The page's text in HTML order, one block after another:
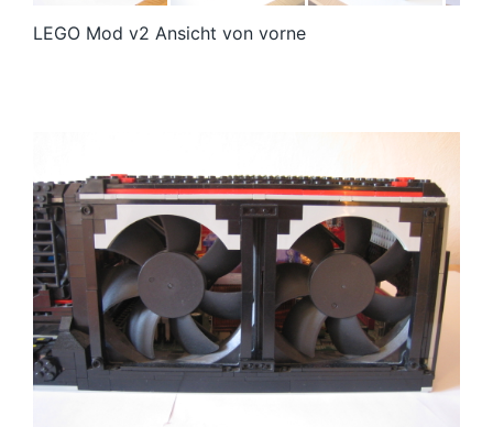
LEGO Mod v2 Ansicht von vorne